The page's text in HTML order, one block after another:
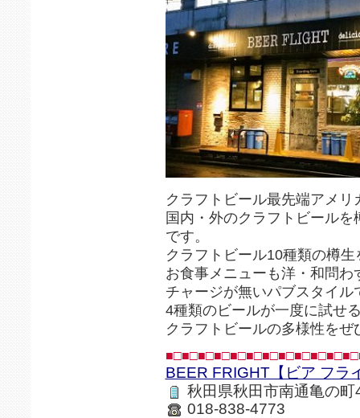
クラフトビール最先端アメリ
国内・外のクラフトビール
です。
クラフトビール10種類の樽
お食事メニューも洋・和問わ
チャージが無いパブスタイ
4種類のビールが一度に試せ
クラフトビールの多様性をぜ
BEER FRIGHT【ビア フラ
秋田県秋田市南通亀の
018-838-4773